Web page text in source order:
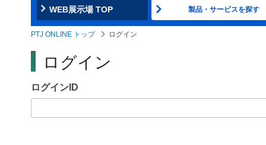
WEB展示場 TOP 製品・サービスを探す
PTJ ONLINE トップ ログイン
ログイン
ログインID